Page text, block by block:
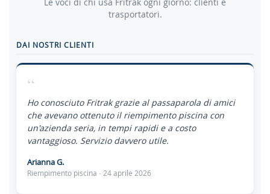
trasportatori.
DAI NOSTRI CLIENTI
“
Ho conosciuto Fritrak grazie al passaparola di amici
che avevano ottenuto il riempimento piscina con
un'azienda seria, in tempi rapidi e a costo
vantaggioso. Servizio davvero utile.
Arianna G.
Riempimento piscina · 24 aprile 2026